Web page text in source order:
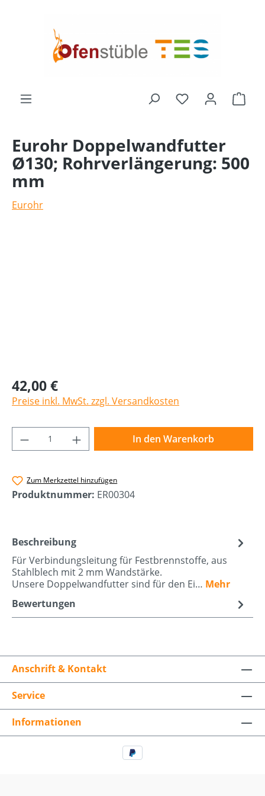
Eurohr Doppelwandfutter
Ø130; Rohrverlängerung: 500
mm
Eurohr
42,00 €
Preise inkl. MwSt. zzgl. Versandkosten
Produkt Anzahl: Gib den gewünschten
In den Warenkorb
Zum Merkzettel hinzufügen
Produktnummer: ER00304
Beschreibung
Für Verbindungsleitung für Festbrennstoffe, aus
Stahlblech mit 2 mm Wandstärke.
Unsere Doppelwandfutter sind für den Ei… Mehr
Bewertungen
Anschrift & Kontakt
Service
Informationen